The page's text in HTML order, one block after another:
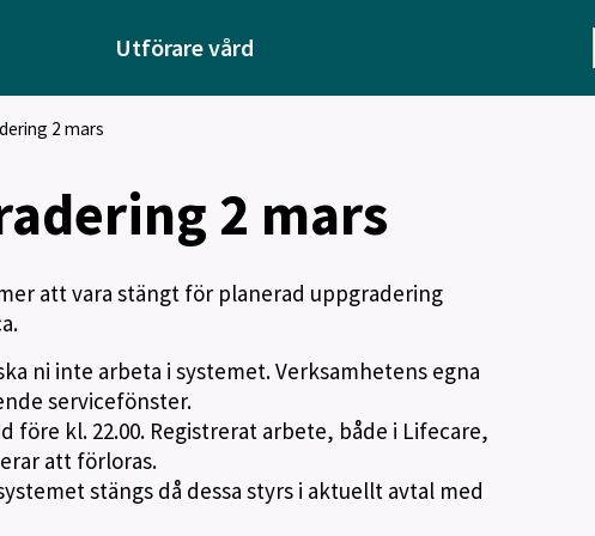
Utförare vård
2 mars
2 mars
att vara stängt för planerad uppgradering
ni inte arbeta i systemet. Verksamhetens egna
servicefönster.
före kl. 22.00. Registrerat arbete, både i Lifecare,
att förloras.
stängs då dessa styrs i aktuellt avtal med